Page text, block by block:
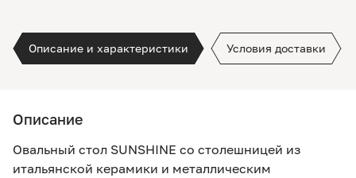
Описание и характеристики Условия доставки
Описание
Овальный стол SUNSHINE со столешницей из
итальянской керамики и металлическим